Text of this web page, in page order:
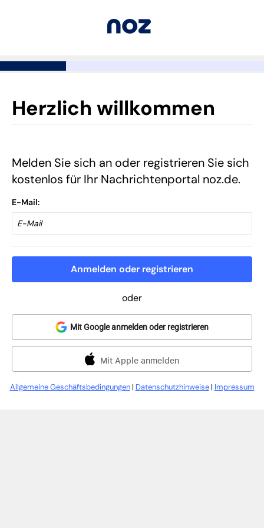
Herzlich willkommen
Melden Sie sich an oder registrieren Sie sich
kostenlos für Ihr Nachrichtenportal noz.de.
E-Mail
Anmelden oder registrieren
oder
Mit Google anmelden oder registrieren
Mit Apple anmelden
Allgemeine Geschäftsbedingungen| Datenschutzhinweise| Impressum